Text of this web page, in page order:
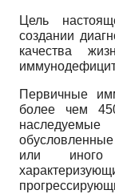
Цель
создании
качества
Первичные
более чем
обусловленные
или иного